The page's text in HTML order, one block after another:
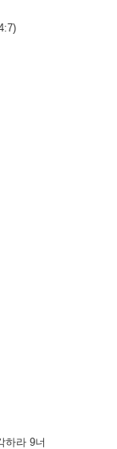
하라 9너